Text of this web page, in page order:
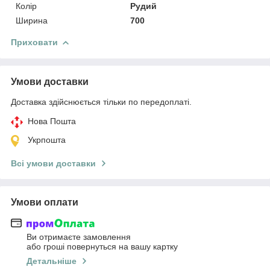
Колір
Рудий
Ширина
700
Приховати
Умови доставки
Доставка здійснюється тільки по передоплаті.
Нова Пошта
Укрпошта
Всі умови доставки
Умови оплати
Ви отримаєте замовлення
або гроші повернуться на вашу картку
Детальніше